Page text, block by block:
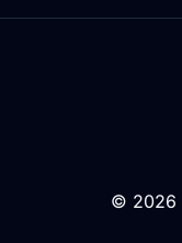
© 2026